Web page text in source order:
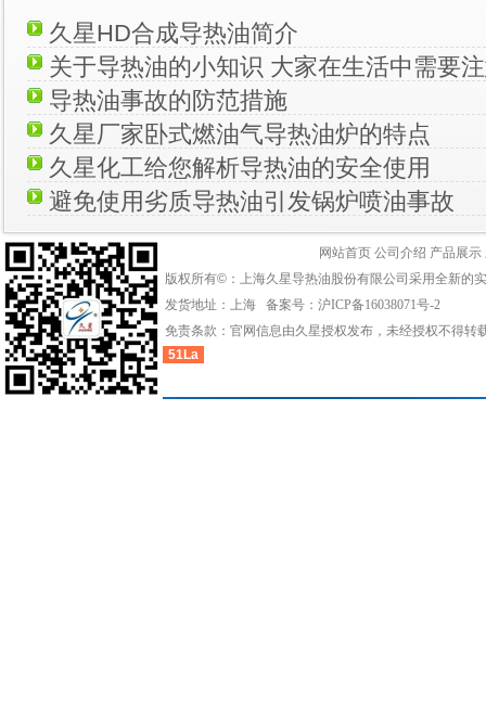
久星HD合成导热油简介
关于导热油的小知识 大家在生活中需要
导热油事故的防范措施
久星厂家卧式燃油气导热油炉的特点
久星化工给您解析导热油的安全使用
避免使用劣质导热油引发锅炉喷油事故
网站首页 公司介绍 产品展示
版权所有©：上海久星导热油股份有限公司采用全新的
发货地址：上海 备案号： 沪ICP备16038071号-2
免责条款：官网信息由久星授权发布，未经授权不得
51La